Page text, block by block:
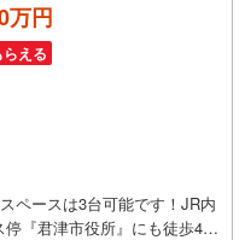
万円
える
ペースは3台可能です！JR内
『君津市役所』にも徒歩4